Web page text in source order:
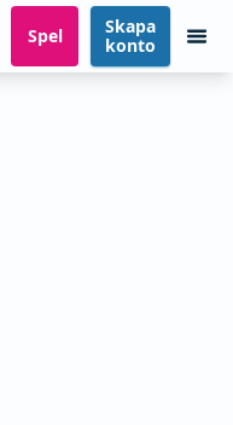
Spel
Skapa
konto